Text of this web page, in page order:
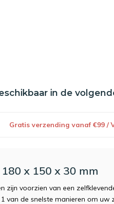
in de
Gratis verzending vanaf €99 /
x 150 x 30 mm
zijn voorzien van een
van de snelste manieren om uw